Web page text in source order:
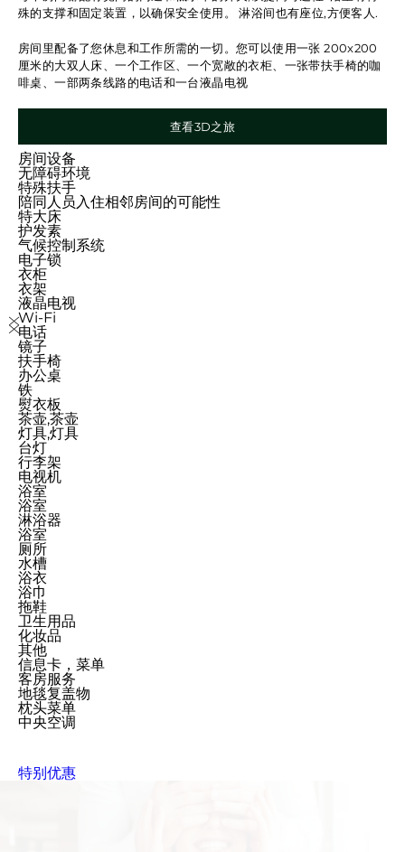
殊的支撑和固定装置，以确保安全使用。 淋浴间也有座位,方便客人.
房间里配备了您休息和工作所需的一切。您可以使用一张 200x200
厘米的大双人床、一个工作区、一个宽敞的衣柜、一张带扶手椅的咖
啡桌、一部两条线路的电话和一台液晶电视
查看3D之旅
房间设备
无障碍环境
特殊扶手
陪同人员入住相邻房间的可能性
特大床
护发素
气候控制系统
电子锁
衣柜
衣架
液晶电视
Wi-Fi
电话
镜子
扶手椅
办公桌
铁
熨衣板
茶壶,茶壶
灯具,灯具
台灯
行李架
电视机
浴室
浴室
淋浴器
浴室
厕所
水槽
浴衣
浴巾
拖鞋
卫生用品
化妆品
其他
信息卡，菜单
客房服务
地毯复盖物
枕头菜单
中央空调
特别优惠
上一页
下一页